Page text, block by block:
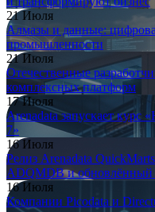
21 Июля
Алмазы и данные:
промышленности
21 Июля
Отечественные
комплексных платформ
17 Июля
Arenadata запускает курс
7»
16 Июля
Релиз Arenadata
ADQMDB и
16 Июля
Компании Picodata и